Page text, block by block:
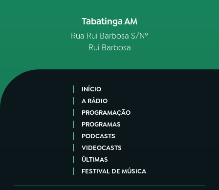
Tabatinga AM
Rua Rui Barbosa S/Nº
Rui Barbosa
INÍCIO
A RÁDIO
PROGRAMAÇÃO
PROGRAMAS
PODCASTS
VIDEOCASTS
ÚLTIMAS
FESTIVAL DE MÚSICA